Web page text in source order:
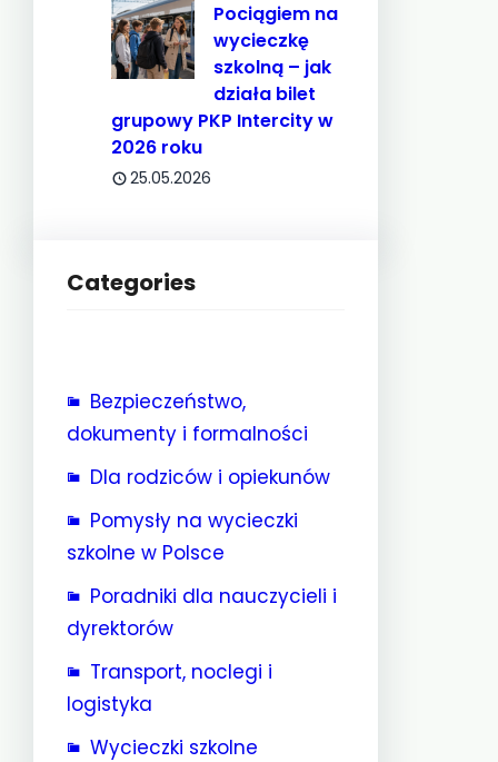
Pociągiem na
wycieczkę
szkolną – jak
działa bilet
grupowy PKP Intercity w
2026 roku
25.05.2026
Categories
Bezpieczeństwo,
dokumenty i formalności
Dla rodziców i opiekunów
Pomysły na wycieczki
szkolne w Polsce
Poradniki dla nauczycieli i
dyrektorów
Transport, noclegi i
logistyka
Wycieczki szkolne